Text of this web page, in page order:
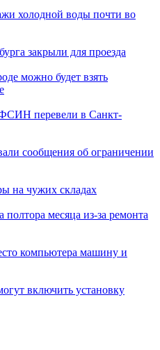
холодной воды почти во
закрыли для проезда
можно будет взять
перевели в Санкт-
сообщения об ограничении
на чужих складах
месяца из-за ремонта
компьютера машину и
включить установку